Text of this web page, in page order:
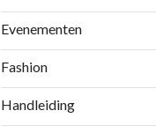
Evenementen
Fashion
Handleiding